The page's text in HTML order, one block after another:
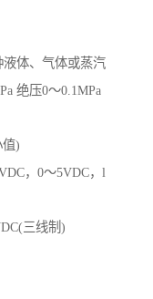
液体、气体或蒸汽
绝压0～0.1MPa
值)
，0～5VDC，l
三线制)